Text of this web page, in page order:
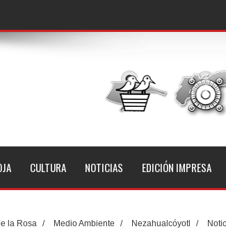
CULTURA NOTICIAS EDICIÓN IMPRESA
la Rosa / Medio Ambiente / Nezahualcóyotl /